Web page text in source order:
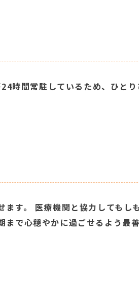
時間常駐しているため、ひとり
す。 医療機関と協力してもし
まで心穏やかに過ごせるよう最